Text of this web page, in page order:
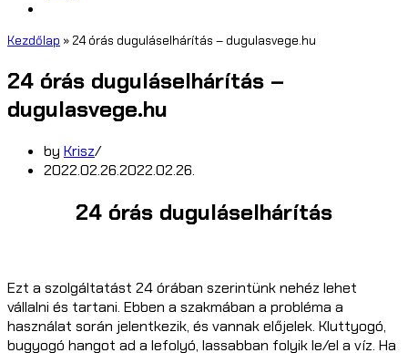
Kezdőlap » 24 órás duguláselhárítás – dugulasvege.hu
24 órás duguláselhárítás –
dugulasvege.hu
by Krisz
2022.02.26.2022.02.26.
24 órás duguláselhárítás
Ezt a szolgáltatást 24 órában szerintünk nehéz lehet
vállalni és tartani. Ebben a szakmában a probléma a
használat során jelentkezik, és vannak előjelek. Kluttyogó,
bugyogó hangot ad a lefolyó, lassabban folyik le/el a víz. Ha